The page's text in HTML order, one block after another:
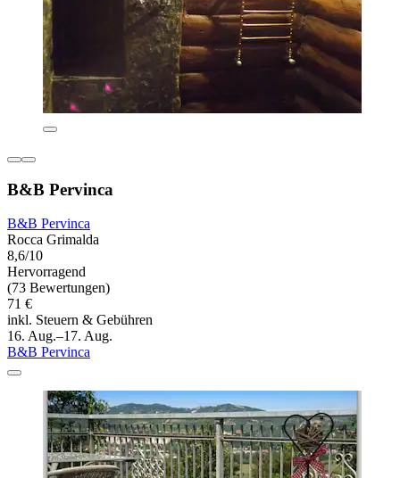
B&B Pervinca
B&B Pervinca
Rocca Grimalda
8,6/10
Hervorragend
(73 Bewertungen)
71 €
inkl. Steuern & Gebühren
16. Aug.–17. Aug.
B&B Pervinca